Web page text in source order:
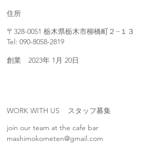
住所
〒328-0051 栃木県栃木市柳橋町２−１３
Tel: 090-8058-2819
創業 2023年 1月 20日
WORK WITH US スタッフ募集
join our team at the cafe bar
mashimokometen@gmail.com